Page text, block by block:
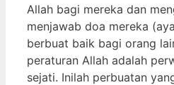
Allah bagi mereka dan
menjawab doa mereka
berbuat baik bagi orang
peraturan Allah adalah
sejati. Inilah perbuatan